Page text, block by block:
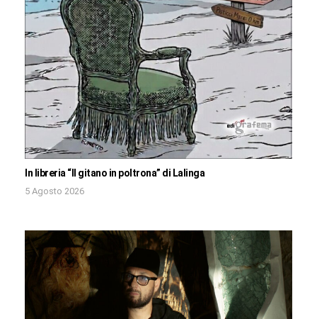
In libreria “Il gitano in poltrona” di Lalinga
5 Agosto 2026